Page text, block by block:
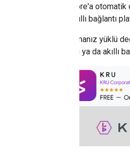
App Store'a
taraf akıllı bağlantı
Uygulamanız yüklü
bağlantı ya da akıllı